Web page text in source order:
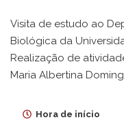
Visita de estudo ao
Biológica da
Realização de
Maria Albertina
Hora de início